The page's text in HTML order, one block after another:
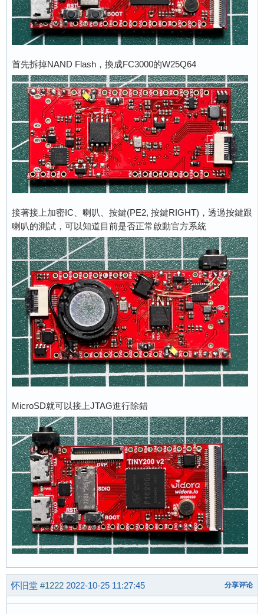
首先拆掉NAND Flash，換成FC3000的W25Q64
接著接上加密IC、喇叭、按鍵(PE2, 按鍵RIGHT)，透過按鍵跟
喇叭的測試，可以知道目前是否正常啟動官方系統
MicroSD就可以接上JTAG進行除錯
怀旧堂 #1222 2022-10-25 11:27:45 分享评论